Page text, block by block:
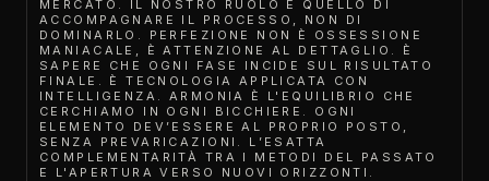
MERCATO. IL NOSTRO RUOLO È QUELLO DI
ACCOMPAGNARE IL PROCESSO, NON DI
DOMINARLO. PERFEZIONE NON È OSSESSIONE
MANIACALE, È ATTENZIONE AL DETTAGLIO. È
SAPERE CHE OGNI FASE INCIDE SUL RISULTATO
FINALE. È TECNOLOGIA APPLICATA CON
INTELLIGENZA. ARMONIA È L'EQUILIBRIO CHE
CERCHIAMO IN OGNI BICCHIERE. OGNI
ELEMENTO DEV’ESSERE AL PROPRIO POSTO,
SENZA PREVARICAZIONI. L’ESATTA
COMPLEMENTARITÀ TRA I METODI DEL PASSATO
E L'APERTURA VERSO NUOVI ORIZZONTI.